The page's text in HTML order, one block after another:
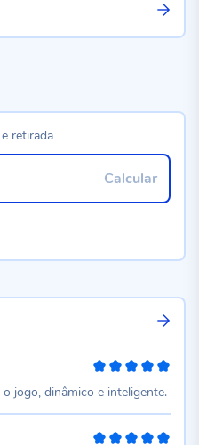
jogo, dinâmico e inteligente.
retirada
Calcular